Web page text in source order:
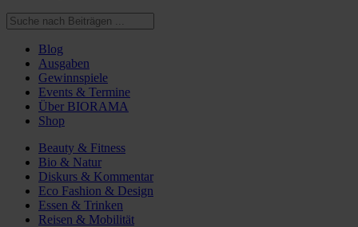
Blog
Ausgaben
Gewinnspiele
Events & Termine
Über BIORAMA
Shop
Beauty & Fitness
Bio & Natur
Diskurs & Kommentar
Eco Fashion & Design
Essen & Trinken
Reisen & Mobilität